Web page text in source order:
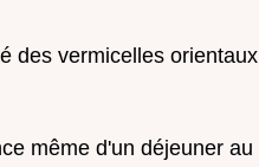
des vermicelles orientaux
même d'un déjeuner au